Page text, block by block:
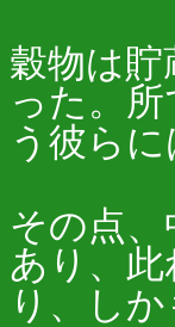
穀物は
った。
う彼ら
その点
あり、
り、し